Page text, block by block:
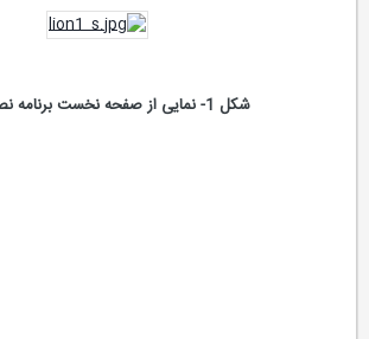
شكل 1- نمایی از صفحه نخست برنامه نصب Lion